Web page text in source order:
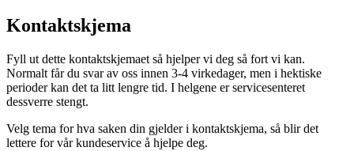
Kontaktskjema
Fyll ut dette kontaktskjemaet så hjelper vi deg så fort vi kan.
Normalt får du svar av oss innen 3-4 virkedager, men i hektiske
perioder kan det ta litt lengre tid. I helgene er servicesenteret
dessverre stengt.
Velg tema for hva saken din gjelder i kontaktskjema, så blir det
lettere for vår kundeservice å hjelpe deg.